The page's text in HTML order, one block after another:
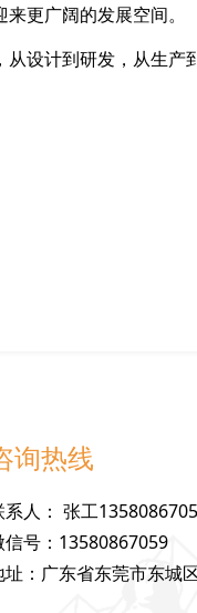
更广阔的发展空间。
设计到研发，从生产
询热线
系人 ：张工
信号 ： 13580867059
址 ： 广东省东莞市东城